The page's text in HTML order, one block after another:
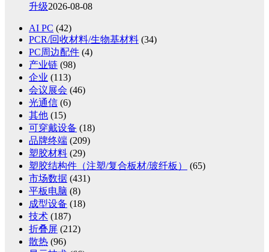
升级2026-08-08
AI PC (42)
PCR/回收材料/生物基材料 (34)
PC周边配件 (4)
产业链 (98)
企业 (113)
会议展会 (46)
光通信 (6)
其他 (15)
可穿戴设备 (18)
品牌终端 (209)
塑胶材料 (29)
塑胶结构件（注塑/复合板材/玻纤板）
(65)
市场数据 (431)
平板电脑 (8)
成型设备 (18)
技术 (187)
折叠屏 (212)
散热 (96)